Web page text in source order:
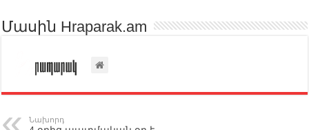
Մասին Hraparak.am
Նախորդ